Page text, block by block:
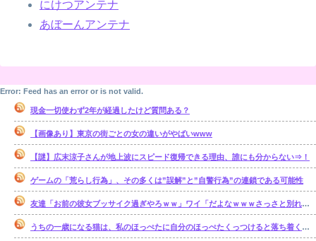
にけつアンテナ
あぼーんアンテナ
Error: Feed has an error or is not valid.
現金一切使わず2年が経過したけど質問ある？
【画像あり】東京の街ごとの女の違いがやばいwww
【謎】広末涼子さんが地上波にスピード復帰できる理由、誰にも分からない⇒！
ゲームの「荒らし行為」、その多くは”誤解”と”自警行為”の連鎖である可能性
友達「お前の彼女ブッサイク過ぎやろｗｗ」ワイ「だよなｗｗｗさっさと別れたいわｗｗｗ」
うちの一歳になる猫は、私のほっぺたに自分のほっぺたくっつけると落ち着くのか・・・【再】